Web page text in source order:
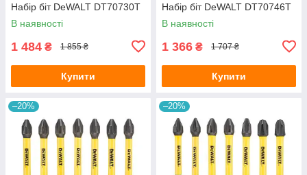
Набір біт DeWALT DT70730T
В наявності
1 484 ₴ 1 855 ₴
Купити
Набір біт DeWALT DT70746T
В наявності
1 366 ₴ 1 707 ₴
Купити
–20% –20%